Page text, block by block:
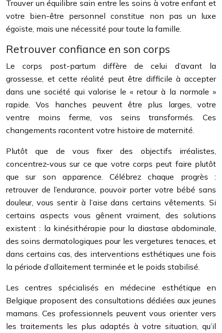
Trouver un équilibre sain entre les soins à votre enfant et
votre bien-être personnel constitue non pas un luxe
égoïste, mais une nécessité pour toute la famille.
Retrouver confiance en son corps
Le corps post-partum diffère de celui d’avant la
grossesse, et cette réalité peut être difficile à accepter
dans une société qui valorise le « retour à la normale »
rapide. Vos hanches peuvent être plus larges, votre
ventre moins ferme, vos seins transformés. Ces
changements racontent votre histoire de maternité.
Plutôt que de vous fixer des objectifs irréalistes,
concentrez-vous sur ce que votre corps peut faire plutôt
que sur son apparence. Célébrez chaque progrès :
retrouver de l’endurance, pouvoir porter votre bébé sans
douleur, vous sentir à l’aise dans certains vêtements. Si
certains aspects vous gênent vraiment, des solutions
existent : la kinésithérapie pour la diastase abdominale,
des soins dermatologiques pour les vergetures tenaces, et
dans certains cas, des interventions esthétiques une fois
la période d’allaitement terminée et le poids stabilisé.
Les centres spécialisés en médecine esthétique en
Belgique proposent des consultations dédiées aux jeunes
mamans. Ces professionnels peuvent vous orienter vers
les traitements les plus adaptés à votre situation, qu’il